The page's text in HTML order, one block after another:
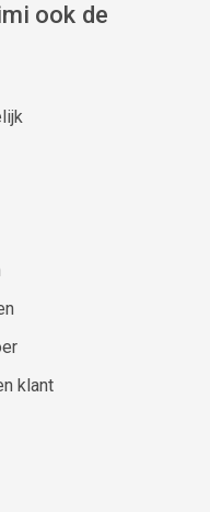
ook de
klant